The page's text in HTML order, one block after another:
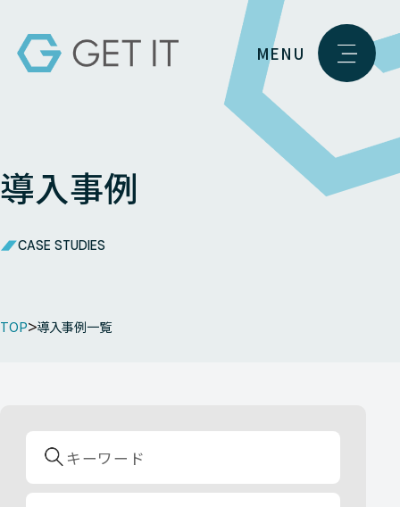
MENU
導入事例
CASE STUDIES
TOP 導入事例一覧